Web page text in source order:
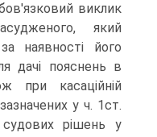
виклик
який
наявності його
дачі пояснень в
при касаційній
у ч. 1ст.
рішень у